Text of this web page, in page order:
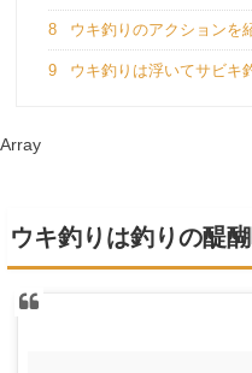
8 ウキ釣りのアクションを
9 ウキ釣りは浮いてサビキ
Array
ウキ釣りは釣りの醍醐